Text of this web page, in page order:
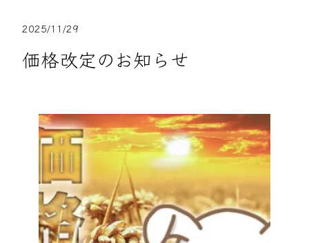
2025/11/29
価格改定のお知らせ